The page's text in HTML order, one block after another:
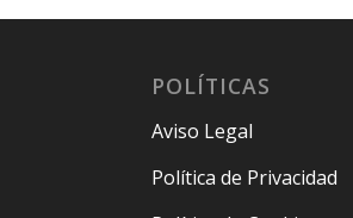
POLÍTICAS
Aviso Legal
Política de Privacidad